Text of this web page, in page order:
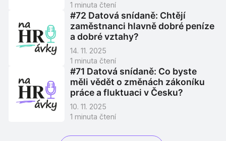
1 minuta čtení
#72 Datová snídaně: Chtějí
zaměstnanci hlavně dobré peníze
a dobré vztahy?
14. 11. 2025
1 minuta čtení
#71 Datová snídaně: Co byste
měli vědět o změnách zákoníku
práce a fluktuaci v Česku?
10. 11. 2025
1 minuta čtení